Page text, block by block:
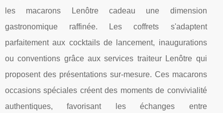
les macarons Lenôtre cadeau une dimension
gastronomique raffinée. Les coffrets s'adaptent
parfaitement aux cocktails de lancement, inaugurations
ou conventions grâce aux services traiteur Lenôtre qui
proposent des présentations sur-mesure. Ces macarons
occasions spéciales créent des moments de convivialité
authentiques, favorisant les échanges entre